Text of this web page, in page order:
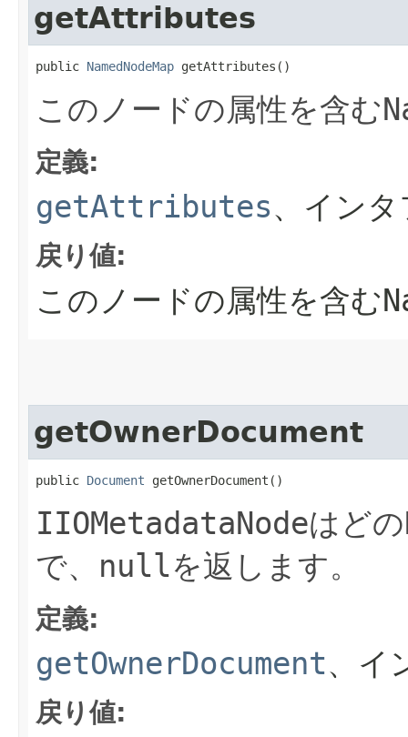
getAttributes
public NamedNodeMap getAttributes()
このノードの属性を含む
定義:
getAttributes、イン
戻り値:
このノードの属性を含む
getOwnerDocument
public Document getOwnerDocument()
IIOMetadataNodeはどの
で、 nullを返します。
定義:
getOwnerDocument、イ
戻り値: